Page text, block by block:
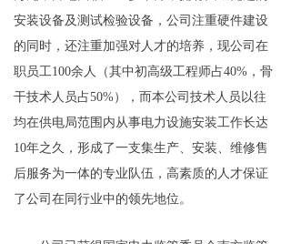
安装设备及测试检验设备，公司注重硬件建设
的同时，还注重加强对人才的培养，现公司在
职员工100余人（其中初高级工程师占40%，骨
干技术人员占50%），而本公司技术人员以往
均在供电局范围内从事电力设施安装工作长达
10年之久，形成了一支集生产、安装、维修售
后服务为一体的专业队伍，高素质的人才保证
了公司在同行业中的领先地位。